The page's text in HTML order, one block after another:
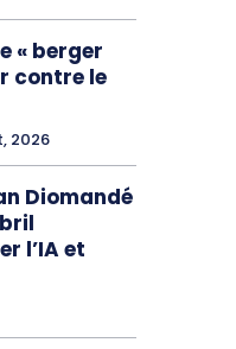
« berger
contre le
2026
Diomandé
l’IA et